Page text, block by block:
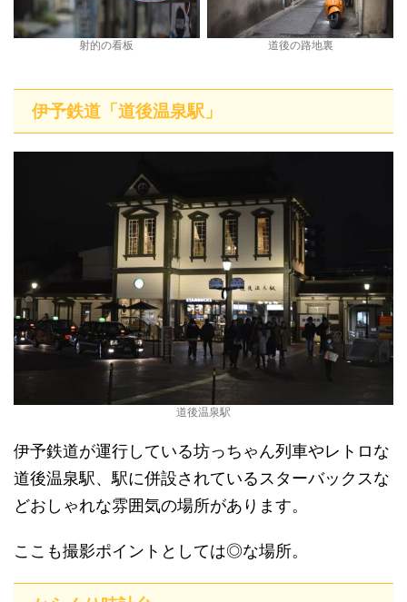
射的の看板 道後の路地裏
伊予鉄道「道後温泉駅」
道後温泉駅
伊予鉄道が運行している坊っちゃん列車やレトロな
道後温泉駅、駅に併設されているスターバックスな
どおしゃれな雰囲気の場所があります。
ここも撮影ポイントとしては◎な場所。